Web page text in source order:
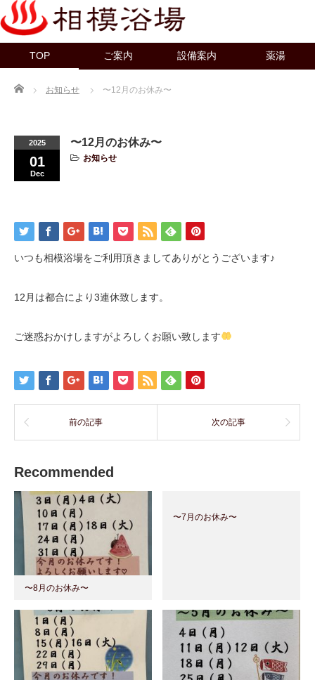
TOP ご案内 設備案内 薬湯
Home お知らせ 〜12月のお休み〜
2025
01
Dec
〜12月のお休み〜
お知らせ
いつも相模浴場をご利用頂きましてありがとうございます♪
12月は都合により3連休致します。
ご迷惑おかけしますがよろしくお願い致します
前の記事 次の記事
Recommended
〜8月のお休み〜
〜7月のお休み〜